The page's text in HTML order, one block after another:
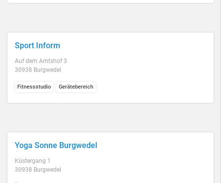
Sport Inform
Auf dem Amtshof 3
30938 Burgwedel
Fitnessstudio Gerätebereich
Yoga Sonne Burgwedel
Küstergang 1
30938 Burgwedel